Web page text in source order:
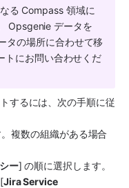
る Compass 領域に
Opsgenie データを
タの場所に合わせて移
トにお問い合わせくだ
するには、次の手順に従
複数の組織がある場合
ー] の順に選択します。
Jira Service